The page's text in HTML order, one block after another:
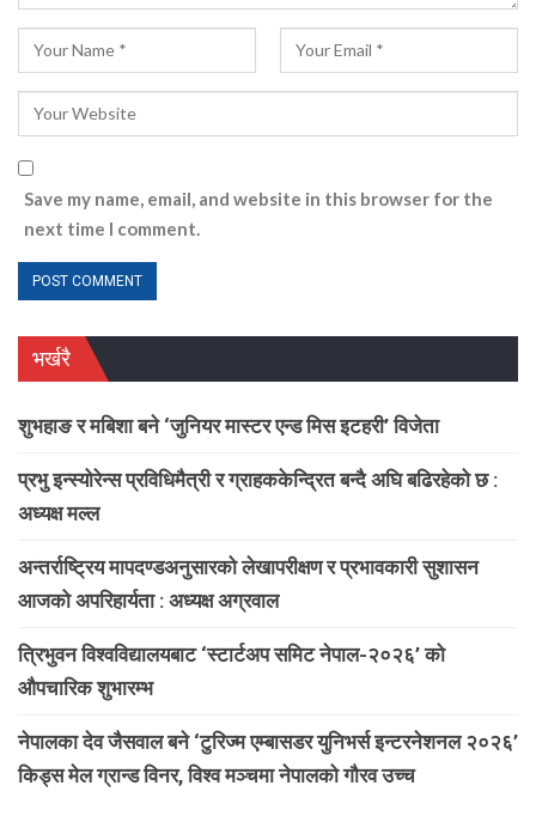
Save my name, email, and website in this browser for the
next time I comment.
भर्खरै
शुभहाङ र मबिशा बने ‘जुनियर मास्टर एन्ड मिस इटहरी’ विजेता
प्रभु इन्स्योरेन्स प्रविधिमैत्री र ग्राहककेन्द्रित बन्दै अघि बढिरहेको छ :
अध्यक्ष मल्ल
अन्तर्राष्ट्रिय मापदण्डअनुसारको लेखापरीक्षण र प्रभावकारी सुशासन
आजको अपरिहार्यता : अध्यक्ष अग्रवाल
त्रिभुवन विश्वविद्यालयबाट ‘स्टार्टअप समिट नेपाल-२०२६’ को
औपचारिक शुभारम्भ
नेपालका देव जैसवाल बने ‘टुरिज्म एम्बासडर युनिभर्स इन्टरनेशनल २०२६’
किड्स मेल ग्रान्ड विनर, विश्व मञ्चमा नेपालको गौरव उच्च